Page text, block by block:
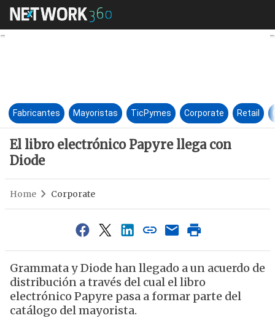
El libro electrónico Papyre
Fabricantes Mayoristas TicPymes Corporate Retail
El libro electrónico Papyre llega con
Diode
Home Corporate
Grammata y Diode han llegado a un acuerdo de
distribución a través del cual el libro
electrónico Papyre pasa a formar parte del
catálogo del mayorista.